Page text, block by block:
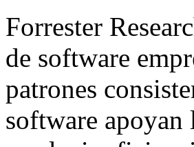
Forrester
de software
patrones
software